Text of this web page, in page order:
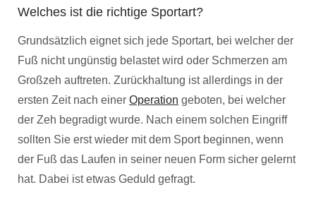
Welches ist die richtige Sportart?
Grundsätzlich eignet sich jede Sportart, bei welcher der
Fuß nicht ungünstig belastet wird oder Schmerzen am
Großzeh auftreten. Zurückhaltung ist allerdings in der
ersten Zeit nach einer Operation geboten, bei welcher
der Zeh begradigt wurde. Nach einem solchen Eingriff
sollten Sie erst wieder mit dem Sport beginnen, wenn
der Fuß das Laufen in seiner neuen Form sicher gelernt
hat. Dabei ist etwas Geduld gefragt.